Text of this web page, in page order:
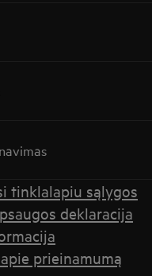
tinklalapiu sąlygos
deklaracija
prieinamumą